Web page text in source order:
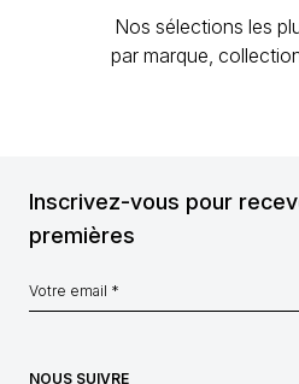
Nos sélections les
par marque,
Inscrivez-vous pour
premières
NOUS SUIVRE